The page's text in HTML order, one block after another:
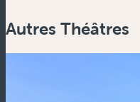
Zoom
Zoom
Autres Théâtres